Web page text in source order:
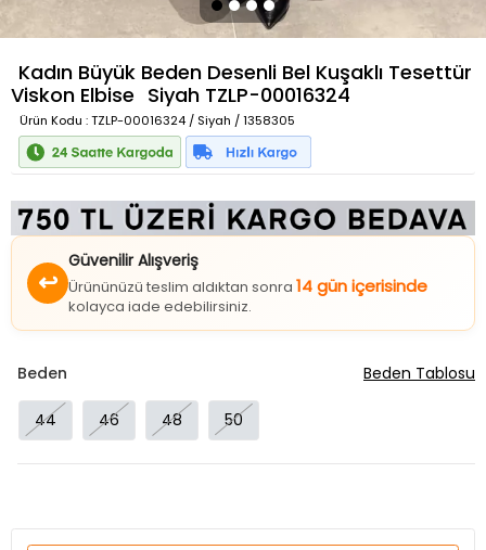
Kadın Büyük Beden Desenli Bel Kuşaklı Tesettür
Viskon Elbise Siyah TZLP-00016324
Ürün Kodu : TZLP-00016324 / Siyah / 1358305
↩
Güvenilir Alışveriş
Ürününüzü teslim aldıktan sonra 14 gün içerisinde
kolayca iade edebilirsiniz.
Beden
44 46 48 50
Beden Tablosu